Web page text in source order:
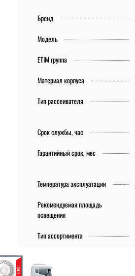
Бренд
Модель
ETIM группа
Материал корпуса
Тип рассеивателя
Срок службы, час
Гарантийный срок, мес
Температура эксплуатации
Рекомендуемая площадь
освещения
Тип ассортимента